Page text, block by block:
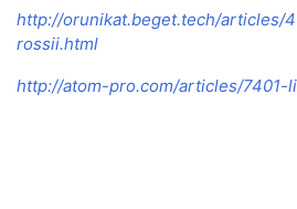
http://orunikat.beget.tech/articles/
rossii.html
http://atom-pro.com/articles/7401-